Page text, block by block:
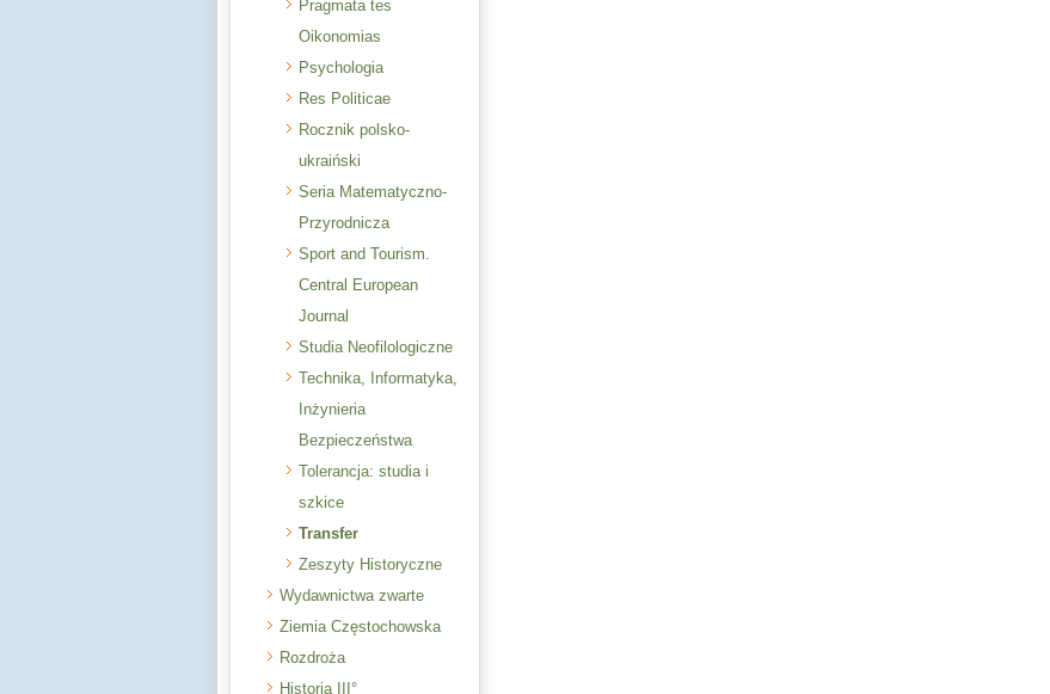
Pragmata tes
Oikonomias
Psychologia
Res Politicae
Rocznik polsko-
ukraiński
Seria Matematyczno-
Przyrodnicza
Sport and Tourism.
Central European
Journal
Studia Neofilologiczne
Technika, Informatyka,
Inżynieria
Bezpieczeństwa
Tolerancja: studia i
szkice
Transfer
Zeszyty Historyczne
Wydawnictwa zwarte
Ziemia Częstochowska
Rozdroża
Historia III°